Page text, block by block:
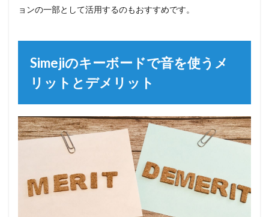
ョンの一部として活用するのもおすすめです。
Simejiのキーボードで音を使うメ
リットとデメリット